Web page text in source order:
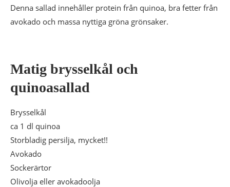
Denna sallad innehåller protein från quinoa, bra fetter från
avokado och massa nyttiga gröna grönsaker.
Matig brysselkål och
quinoasallad
Brysselkål
ca 1 dl quinoa
Storbladig persilja, mycket!!
Avokado
Sockerärtor
Olivolja eller avokadoolja